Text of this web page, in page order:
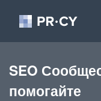
SEO
помогайте